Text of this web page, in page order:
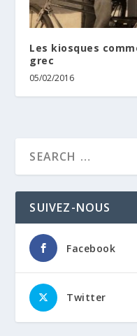
Les kiosques
grec
05/02/2016
SUIVEZ-NOUS
Facebook
Twitter